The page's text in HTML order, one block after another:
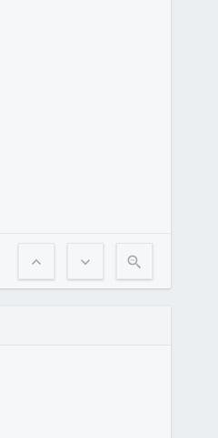
expand_less expand_more zoom_out